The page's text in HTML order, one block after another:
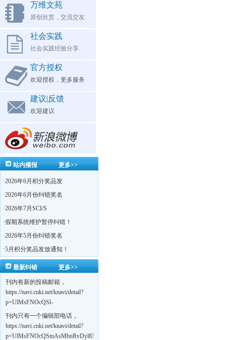
万维文苑
原创欣赏，交流交友
社会实践
社会实践经验分享
官方授权
欢迎授权，更多服务
建议|反馈
欢迎建议
更多>>
站内播报
·2026年6月积分奖品发
·2026年6月份纠错奖名
·2026年7月SCI/S
·假期系统维护暂停纠错！
·2026年5月份纠错奖名
·5月积分奖品发放通知！
更多>>
最新纠错
刊内有新的投稿邮箱，
https://navi.cnki.net/knavi/detail?
p=UlMsFNOcQSl-
刊内只有一个编辑部电话，
https://navi.cnki.net/knavi/detail?
p=UlMsFNOcQSmAsMbnRvDyl83fGGu5dcrBYtF-